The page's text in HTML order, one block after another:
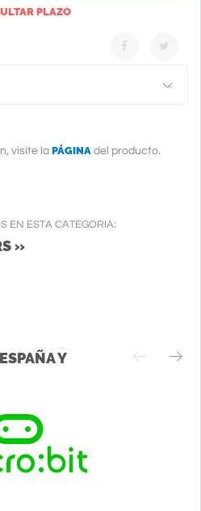
PLAZO
visite la PÁGINA del producto.
EN ESTA CATEGORIA:
»
Y